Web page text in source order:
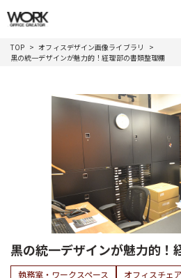
TOP
オフィスデザイン画像ライブラリ
黒の統一デザインが魅力的！経理部の書類整理棚
黒の統一デザインが魅力的！
執務室・ワークスペース オフィスチェア